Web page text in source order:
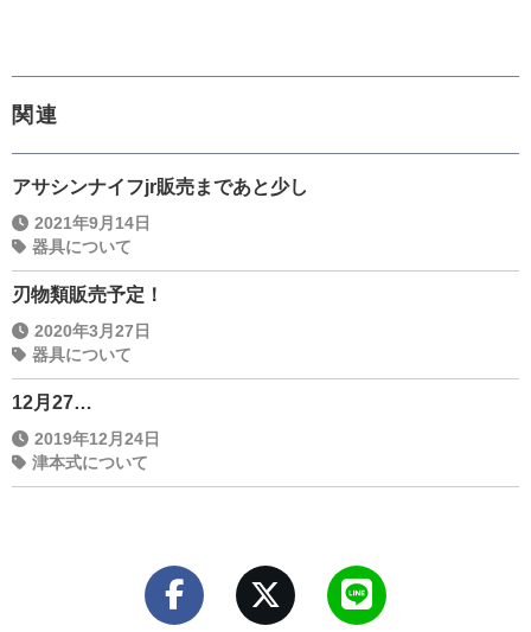
関連
アサシンナイフjr販売まであと少し
2021年9月14日
器具について
刃物類販売予定！
2020年3月27日
器具について
12月27…
2019年12月24日
津本式について